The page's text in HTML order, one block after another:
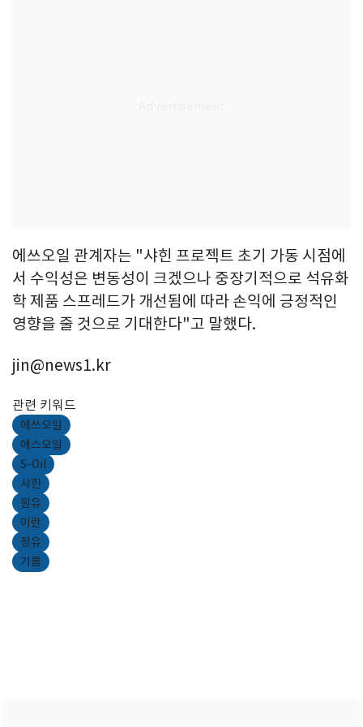
에쓰오일 관계자는 "샤힌 프로젝트 초기 가동 시점에
서 수익성은 변동성이 크겠으나 중장기적으로 석유화
학 제품 스프레드가 개선됨에 따라 손익에 긍정적인
영향을 줄 것으로 기대한다"고 말했다.
jin@news1.kr
관련 키워드
에쓰오일
에스오일
S-Oil
샤힌
원유
이란
정유
기름